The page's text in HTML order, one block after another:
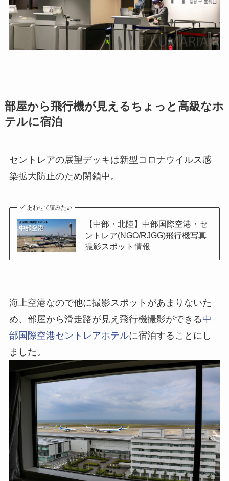
部屋から飛行機が見えるちょっと高級なホ
テルに宿泊
セントレアの展望デッキは新型コロナウイルス感
染拡大防止のため閉鎖中。
あわせて読みたい
【中部・北陸】中部国際空港・セ
ントレア(NGO/RJGG)飛行機写真
撮影スポット情報
海上空港なので他に撮影スポットがあまりないた
め、部屋から滑走路が見え飛行機撮影ができる中
部国際空港セントレアホテルに宿泊することにし
ました。